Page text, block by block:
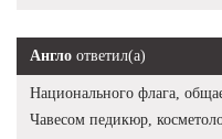
Англо ответил(а)
Национального флага,
Чавесом педикюр,